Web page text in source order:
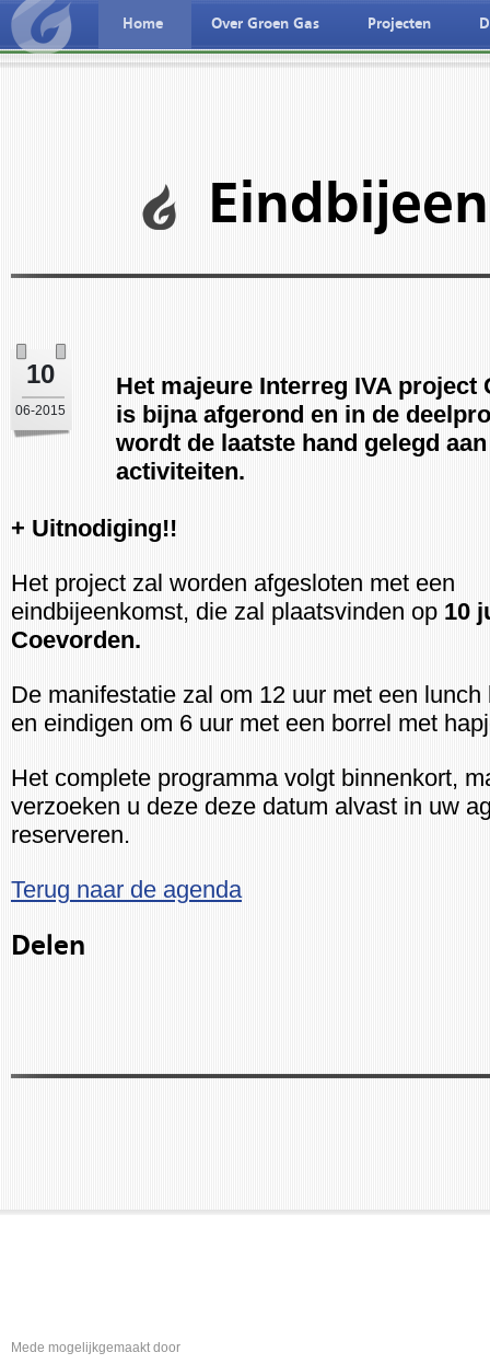
10
06-2015
Het majeure Interreg IVA project
is bijna afgerond en in de
wordt de laatste hand gelegd
activiteiten.
+ Uitnodiging!!
Het project zal worden afgesloten met een
eindbijeenkomst, die zal plaatsvinden op 10
Coevorden.
De manifestatie zal om 12 uur met een lunch
en eindigen om 6 uur met een borrel met
Het complete programma volgt binnenkort,
verzoeken u deze deze datum alvast in uw
reserveren.
Terug naar de agenda
Delen
Mede mogelijkgemaakt door
Home Over Groen Gas Projecten
taal
Deutche spreche